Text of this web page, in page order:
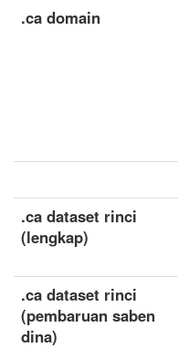
.ca domain
.ca dataset rinci
(lengkap)
.ca dataset rinci
(pembaruan saben
dina)